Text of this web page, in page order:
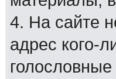
4. На сайте
адрес кого-